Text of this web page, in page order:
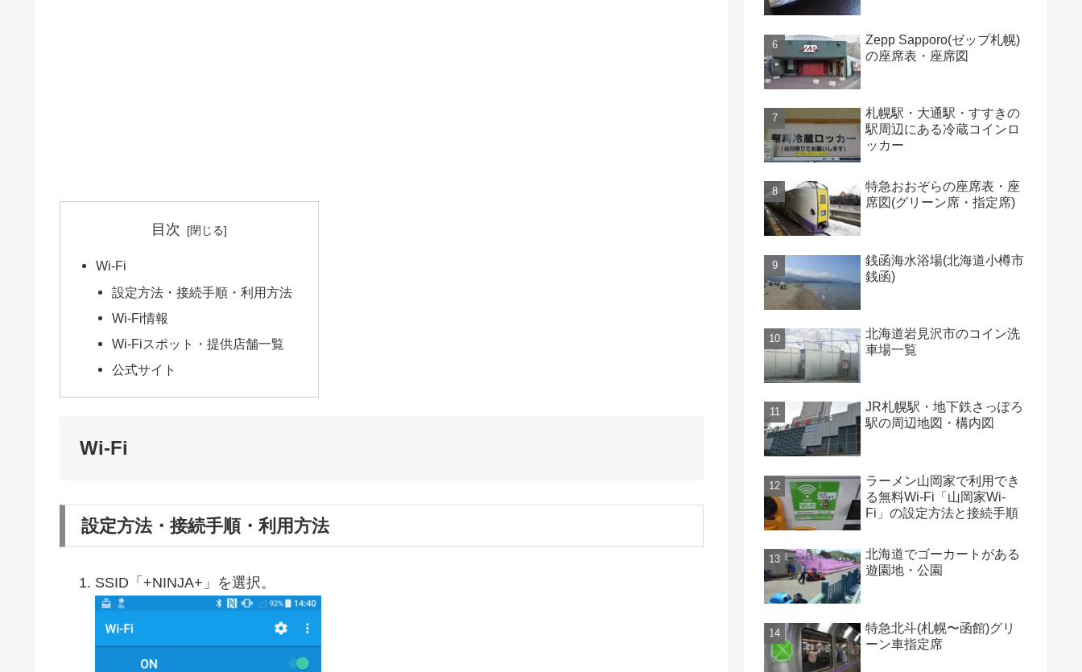
目次
Wi-Fi
設定方法・接続手順・利用方法
Wi-Fi情報
Wi-Fiスポット・提供店舗一覧
公式サイト
Wi-Fi
設定方法・接続手順・利用方法
SSID「+NINJA+」を選択。
Zepp Sapporo(ゼップ札幌)
の座席表・座席図
札幌駅・大通駅・すすきの
駅周辺にある冷蔵コインロ
ッカー
特急おおぞらの座席表・座
席図(グリーン席・指定席)
銭函海水浴場(北海道小樽市
銭函)
北海道岩見沢市のコイン洗
車場一覧
JR札幌駅・地下鉄さっぽろ
駅の周辺地図・構内図
ラーメン山岡家で利用でき
る無料Wi-Fi「山岡家Wi-
Fi」の設定方法と接続手順
北海道でゴーカートがある
遊園地・公園
特急北斗(札幌〜函館)グリ
ーン車指定席